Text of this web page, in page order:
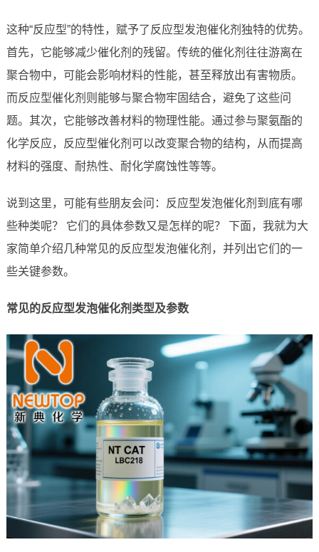
这种“反应型”的特性，赋予了反应型发泡催化剂独特的优势。
首先，它能够减少催化剂的残留。传统的催化剂往往游离在
聚合物中，可能会影响材料的性能，甚至释放出有害物质。
而反应型催化剂则能够与聚合物牢固结合，避免了这些问
题。其次，它能够改善材料的物理性能。通过参与聚氨酯的
化学反应，反应型催化剂可以改变聚合物的结构，从而提高
材料的强度、耐热性、耐化学腐蚀性等等。
说到这里，可能有些朋友会问：反应型发泡催化剂到底有哪
些种类呢？ 它们的具体参数又是怎样的呢？ 下面，我就为大
家简单介绍几种常见的反应型发泡催化剂，并列出它们的一
些关键参数。
常见的反应型发泡催化剂类型及参数